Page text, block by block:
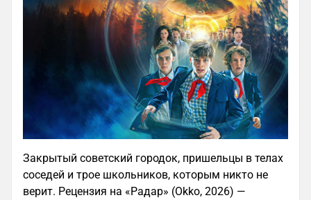
Закрытый советский городок, пришельцы в телах
соседей и трое школьников, которым никто не
верит. Рецензия на «Радар» (Okko, 2026) —